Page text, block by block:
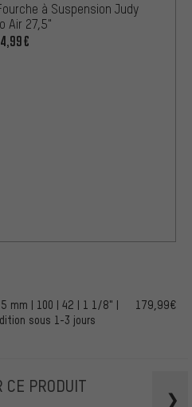
à Suspension Judy
Air 27,5"
mm | 100 | 42 | 1 1/8" |
sous 1-3 jours
179,99€
CE PRODUIT